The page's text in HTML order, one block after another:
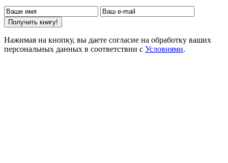
Нажимая на кнопку, вы даете согласие на обработку ваших
персональных данных в соответствии с Условиями.